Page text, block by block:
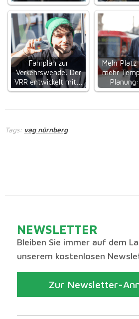
Fahrplan zur
Verkehrswende: Der
VRR entwickelt mit…
Mehr Platz
mehr
Tags: vag nürnberg
NEWSLETTER
Bleiben Sie immer auf dem
unserem kostenlosen
Zur Newsletter-